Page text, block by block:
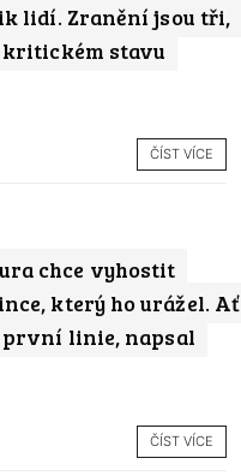
lidí. Zranění jsou tři,
stavu
ČÍST VÍCE
chce vyhostit
který ho urážel. Ať
první linie, napsal
ČÍST VÍCE